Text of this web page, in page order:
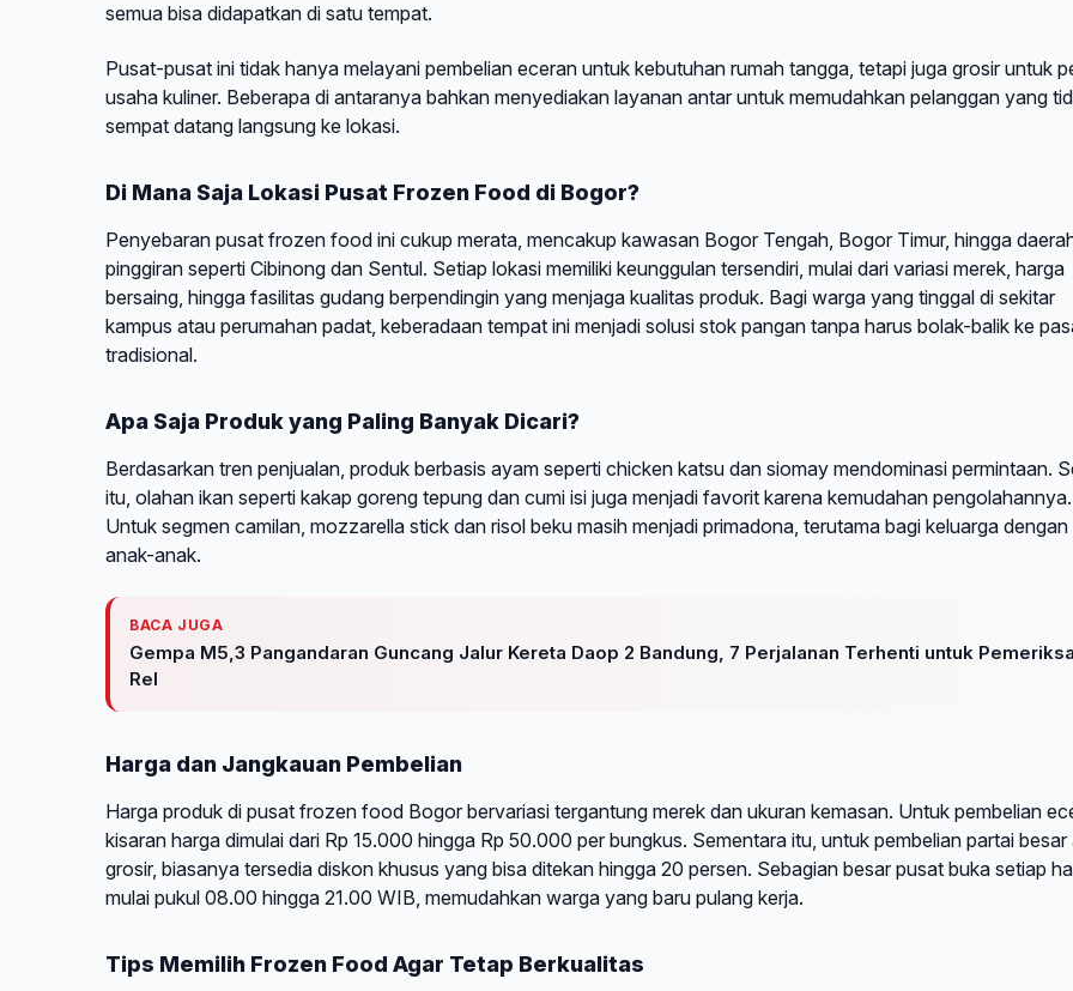
semua bisa didapatkan di satu tempat.
Pusat-pusat ini tidak hanya melayani pembelian eceran untuk kebutuhan rumah tangga, tetapi juga grosir untuk
usaha kuliner. Beberapa di antaranya bahkan menyediakan layanan antar untuk memudahkan pelanggan yang
sempat datang langsung ke lokasi.
Di Mana Saja Lokasi Pusat Frozen Food di Bogor?
Penyebaran pusat frozen food ini cukup merata, mencakup kawasan Bogor Tengah, Bogor Timur, hingga
pinggiran seperti Cibinong dan Sentul. Setiap lokasi memiliki keunggulan tersendiri, mulai dari variasi merek, harga
bersaing, hingga fasilitas gudang berpendingin yang menjaga kualitas produk. Bagi warga yang tinggal di sekitar
kampus atau perumahan padat, keberadaan tempat ini menjadi solusi stok pangan tanpa harus bolak-balik ke
tradisional.
Apa Saja Produk yang Paling Banyak Dicari?
Berdasarkan tren penjualan, produk berbasis ayam seperti chicken katsu dan siomay mendominasi permintaan.
itu, olahan ikan seperti kakap goreng tepung dan cumi isi juga menjadi favorit karena kemudahan pengolahannya.
Untuk segmen camilan, mozzarella stick dan risol beku masih menjadi primadona, terutama bagi keluarga dengan
anak-anak.
BACA JUGA
Gempa M5,3 Pangandaran Guncang Jalur Kereta Daop 2 Bandung, 7 Perjalanan Terhenti untuk
Rel
Harga dan Jangkauan Pembelian
Harga produk di pusat frozen food Bogor bervariasi tergantung merek dan ukuran kemasan. Untuk pembelian
kisaran harga dimulai dari Rp 15.000 hingga Rp 50.000 per bungkus. Sementara itu, untuk pembelian partai besar
grosir, biasanya tersedia diskon khusus yang bisa ditekan hingga 20 persen. Sebagian besar pusat buka setiap
mulai pukul 08.00 hingga 21.00 WIB, memudahkan warga yang baru pulang kerja.
Tips Memilih Frozen Food Agar Tetap Berkualitas